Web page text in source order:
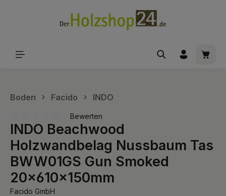
Boden Facido INDO
Durchschnittliche Bewertung von 0 von 5 Sternen
Bewerten
INDO Beachwood
Holzwandbelag Nussbaum Tas
BWW01GS Gun Smoked
20x610x150mm
Facido GmbH